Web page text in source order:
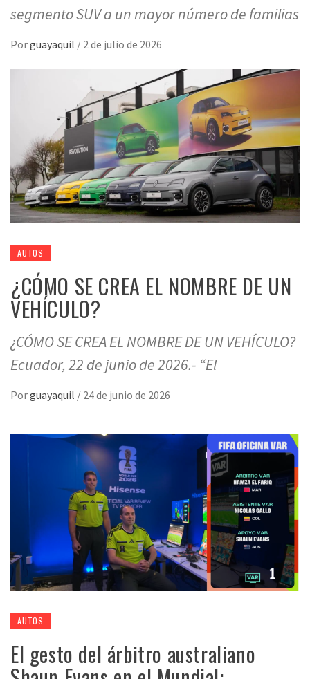
segmento SUV a un mayor número de familias
Porguayaquil / 2 de julio de 2026
AUTOS
¿CÓMO SE CREA EL NOMBRE DE UN
VEHÍCULO?
¿CÓMO SE CREA EL NOMBRE DE UN VEHÍCULO?
Ecuador, 22 de junio de 2026.- “El
Porguayaquil / 24 de junio de 2026
AUTOS
El gesto del árbitro australiano